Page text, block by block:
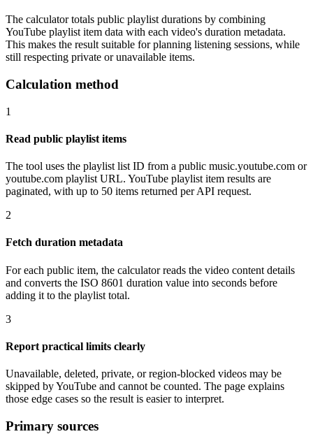
The calculator totals public playlist durations by combining
YouTube playlist item data with each video's duration metadata.
This makes the result suitable for planning listening sessions, while
still respecting private or unavailable items.
Calculation method
1
Read public playlist items
The tool uses the playlist list ID from a public music.youtube.com or
youtube.com playlist URL. YouTube playlist item results are
paginated, with up to 50 items returned per API request.
2
Fetch duration metadata
For each public item, the calculator reads the video content details
and converts the ISO 8601 duration value into seconds before
adding it to the playlist total.
3
Report practical limits clearly
Unavailable, deleted, private, or region-blocked videos may be
skipped by YouTube and cannot be counted. The page explains
those edge cases so the result is easier to interpret.
Primary sources